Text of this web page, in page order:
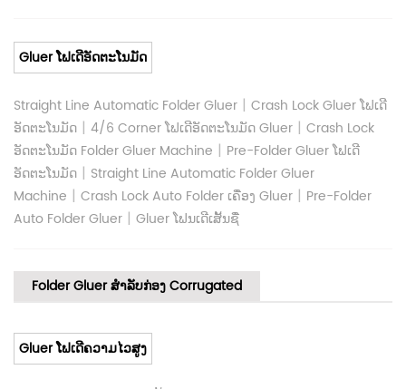
Gluer ໂຟເດີອັດຕະໂນມັດ
Straight Line Automatic Folder Gluer | Crash Lock Gluer ໂຟເດີ
ອັດຕະໂນມັດ | 4/6 Corner ໂຟເດີອັດຕະໂນມັດ Gluer | Crash Lock
ອັດຕະໂນມັດ Folder Gluer Machine | Pre-Folder Gluer ໂຟເດີ
ອັດຕະໂນມັດ | Straight Line Automatic Folder Gluer
Machine | Crash Lock Auto Folder ເຄື່ອງ Gluer | Pre-Folder
Auto Folder Gluer | Gluer ໂຟນເດີເສັ້ນຊື່
Folder Gluer ສໍາລັບກ່ອງ Corrugated
Gluer ໂຟເດີຄວາມໄວສູງ